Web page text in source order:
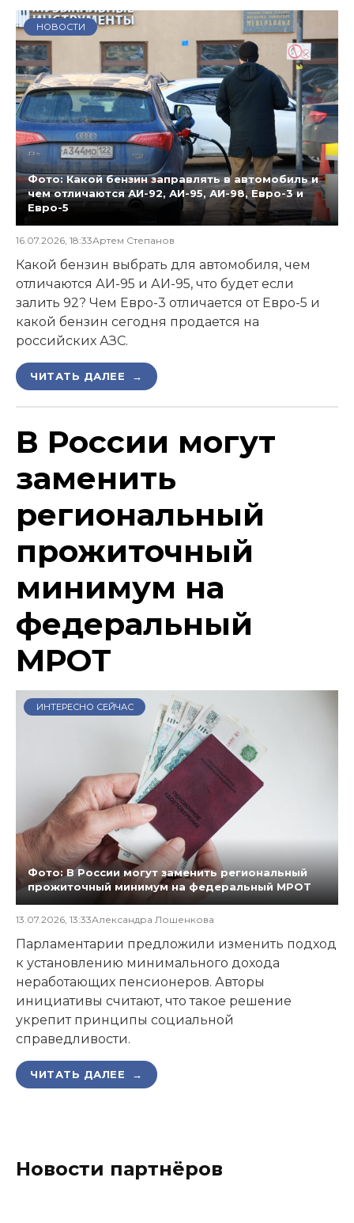
НОВОСТИ
Фото: Какой бензин заправлять в автомобиль и
чем отличаются АИ-92, АИ-95, АИ-98, Евро-3 и
Евро-5
16.07.2026, 18:33Артем Степанов
Какой бензин выбрать для автомобиля, чем
отличаются АИ-95 и АИ-95, что будет если
залить 92? Чем Евро-3 отличается от Евро-5 и
какой бензин сегодня продается на
российских АЗС.
ЧИТАТЬ ДАЛЕЕ →
В России могут
заменить
региональный
прожиточный
минимум на
федеральный
МРОТ
ИНТЕРЕСНО СЕЙЧАС
Фото: В России могут заменить региональный
прожиточный минимум на федеральный МРОТ
13.07.2026, 13:33Александра Лошенкова
Парламентарии предложили изменить подход
к установлению минимального дохода
неработающих пенсионеров. Авторы
инициативы считают, что такое решение
укрепит принципы социальной
справедливости.
ЧИТАТЬ ДАЛЕЕ →
Новости партнёров